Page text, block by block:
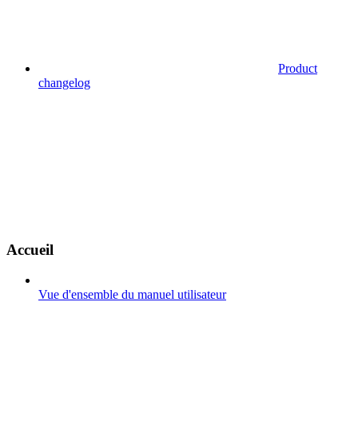
Product
changelog
Accueil
Vue d'ensemble du manuel utilisateur